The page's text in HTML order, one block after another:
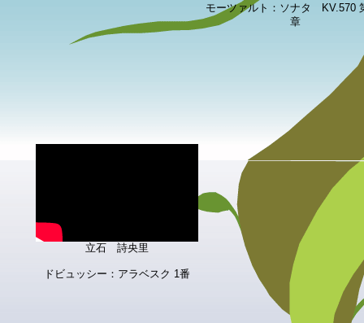
モーツァルト：ソナタ KV.570
章
立石 詩央里
ドビュッシー：アラベスク 1番